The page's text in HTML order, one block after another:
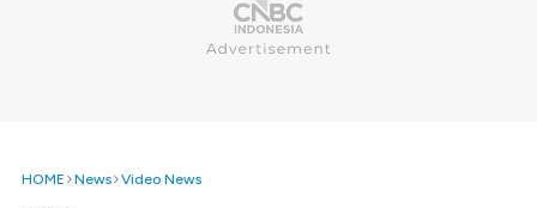
HOME News Video News